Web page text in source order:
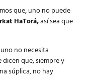
que, uno no puede
HaTorá,así sea que
no necesita
que, siempre y
súplica, no hay